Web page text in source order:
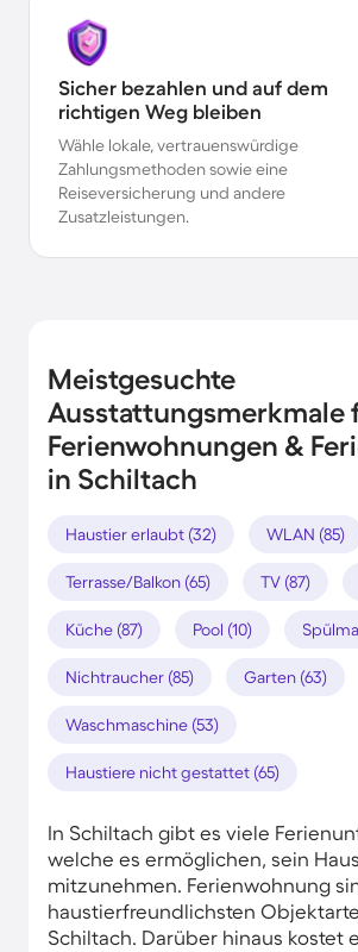
Sicher bezahlen und auf dem
richtigen Weg bleiben
Wähle lokale, vertrauenswürdige
Zahlungsmethoden sowie eine
Reiseversicherung und andere
Zusatzleistungen.
Meistgesuchte
Ausstattungsmerkmale
Ferienwohnungen &
in Schiltach
Haustier erlaubt (32) WLAN (85)
Terrasse/Balkon (65) TV (87)
Küche (87) Pool (10)
Nichtraucher (85) Garten (63)
Waschmaschine (53)
Haustiere nicht gestattet (65)
In Schiltach gibt es viele
welche es ermöglichen, sein
mitzunehmen. Ferienwohnung
haustierfreundlichsten
Schiltach. Darüber hinaus kostet